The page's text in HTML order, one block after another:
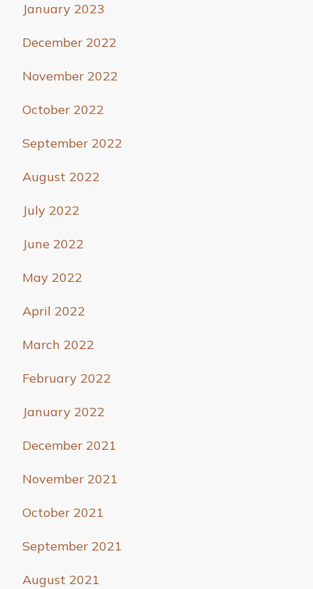
January 2023
December 2022
November 2022
October 2022
September 2022
August 2022
July 2022
June 2022
May 2022
April 2022
March 2022
February 2022
January 2022
December 2021
November 2021
October 2021
September 2021
August 2021